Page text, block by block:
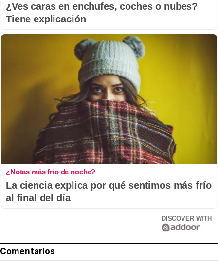
¿Ves caras en enchufes, coches o nubes?
Tiene explicación
¿Notas más frío de noche?
La ciencia explica por qué sentimos más frío
al final del día
DISCOVER WITH
Comentarios